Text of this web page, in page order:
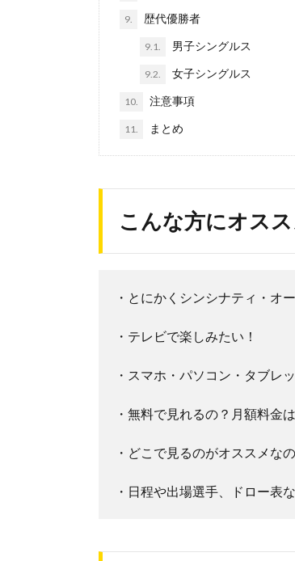
9. 歴代優勝者
9.1. 男子シングルス
9.2. 女子シングルス
10. 注意事項
11. まとめ
こんな方にオスス
・とにかくシンシナティ・オ
・テレビで楽しみたい！
・スマホ・パソコン・タブレ
・無料で見れるの？月額料金
・どこで見るのがオススメな
・日程や出場選手、ドロー表